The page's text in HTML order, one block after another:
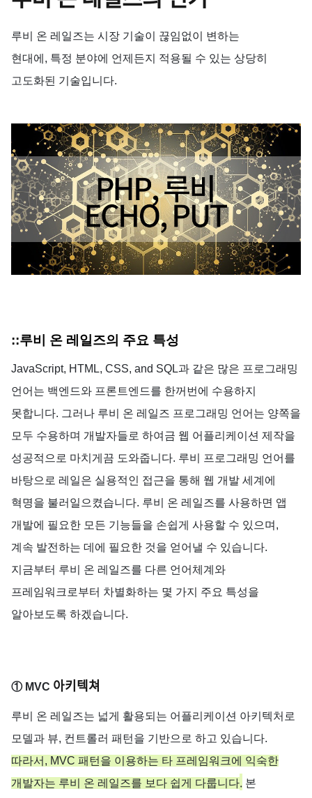
루비 온 레일즈는 시장 기술이 끊임없이
변하는
현대에, 특정 분야에 언제든지 적용될 수 있는 상당히
고도화된 기술입니다.
::루비 온 레일즈의 주요 특성
JavaScript, HTML, CSS, and SQL과 같은 많은 프로그래밍
언어는 백엔드와 프론트엔드를 한꺼번에 수용하지
못합니다. 그러나 루비 온 레일즈 프로그래밍 언어는 양쪽을
모두 수용하며 개발자들로 하여금 웹 어플리케이션 제작을
성공적으로 마치게끔 도와줍니다. 루비 프로그래밍 언어를
바탕으로 레일은 실용적인 접근을 통해 웹 개발 세계에
혁명을 불러일으켰습니다. 루비 온 레일즈를 사용하면 앱
개발에 필요한 모든 기능들을 손쉽게 사용할 수 있으며,
계속 발전하는 데에 필요한 것을 얻어낼 수 있습니다.
지금부터 루비 온 레일즈를 다른 언어체계와
프레임워크로부터 차별화하는 몇 가지 주요 특성을
알아보도록 하겠습니다.
① MVC 아키텍쳐
루비 온 레일즈는 넓게 활용되는 어플리케이션 아키텍처로
모델과 뷰, 컨트롤러 패턴을 기반으로 하고 있습니다.
따라서, MVC 패턴을 이용하는 타 프레임워크에 익숙한
개발자는 루비 온 레일즈를 보다 쉽게 다룹니다. 본